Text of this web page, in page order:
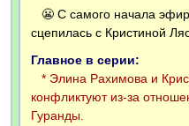
😬 С самого начала
сцепилась с Кристиной
Главное в серии:
* Элина Рахимова и
конфликтуют из-за
Гуранды.